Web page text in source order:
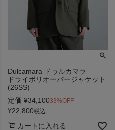
Dulcamara ドゥルカマラ
ドライポリオーバージャケット
(26SS)
定価 ¥34,10033%OFF
¥22,800税込
カートに入れる